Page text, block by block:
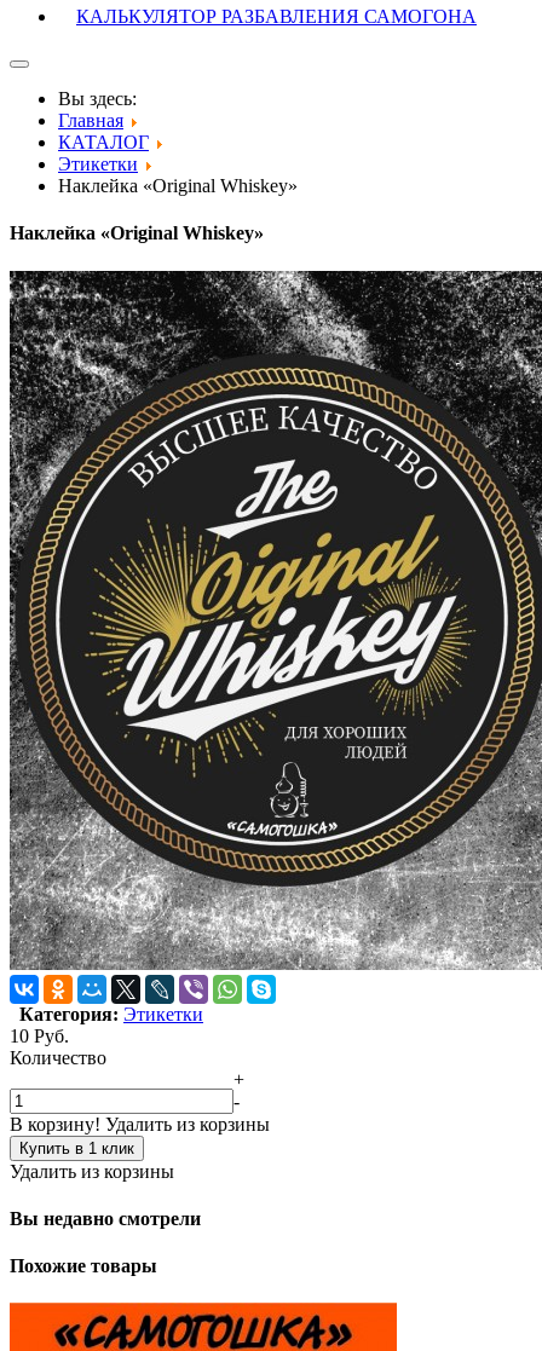
КАЛЬКУЛЯТОР РАЗБАВЛЕНИЯ САМОГОНА
Вы здесь:
Главная
КАТАЛОГ
Этикетки
Наклейка «Original Whiskey»
Наклейка «Original Whiskey»
Категория: Этикетки
10 Руб.
Количество
+
-
В корзину! Удалить из корзины
Купить в 1 клик
Удалить из корзины
Вы недавно смотрели
Похожие товары